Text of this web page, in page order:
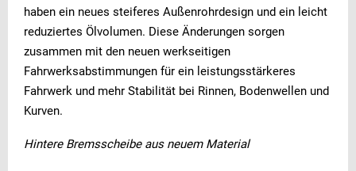
haben ein neues steiferes Außenrohrdesign und ein leicht
reduziertes Ölvolumen. Diese Änderungen sorgen
zusammen mit den neuen werkseitigen
Fahrwerksabstimmungen für ein leistungsstärkeres
Fahrwerk und mehr Stabilität bei Rinnen, Bodenwellen und
Kurven.
Hintere Bremsscheibe aus neuem Material